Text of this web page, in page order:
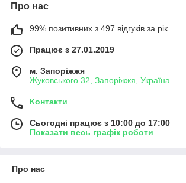
Про нас
99% позитивних з 497 відгуків за рік
Працює з 27.01.2019
м. Запоріжжя
Жуковського 32, Запоріжжя, Україна
Контакти
Сьогодні працює з 10:00 до 17:00
Показати весь графік роботи
Про нас